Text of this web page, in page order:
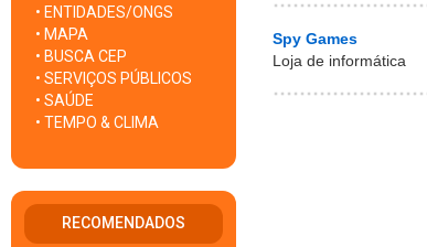
• ENTIDADES/ONGS
• MAPA
• BUSCA CEP
• SERVIÇOS PÚBLICOS
• SAÚDE
• TEMPO & CLIMA
RECOMENDADOS
Spy Games
Loja de informática